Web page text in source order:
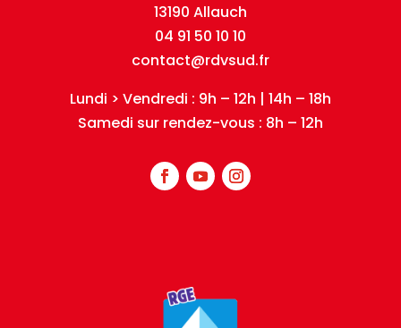
13190 Allauch
04 91 50 10 10
contact@rdvsud.fr
Lundi > Vendredi : 9h – 12h | 14h – 18h
Samedi sur rendez-vous : 8h – 12h